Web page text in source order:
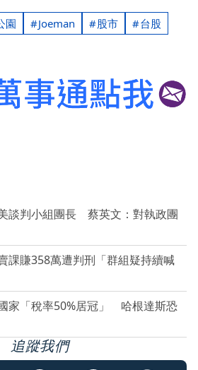
園 Joeman 股市 台股
談判小組團長 蔡英文：對執政團
賺358萬遭判刑「群組疑持續喊
家「稅率50%居冠」 哈根達斯恐
追蹤我們